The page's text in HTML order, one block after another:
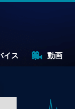
イス 動画